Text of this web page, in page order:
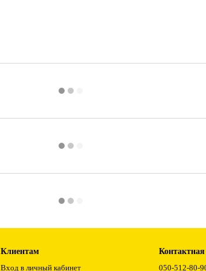
Клиентам
Вход в личный кабинет
050-512-80-